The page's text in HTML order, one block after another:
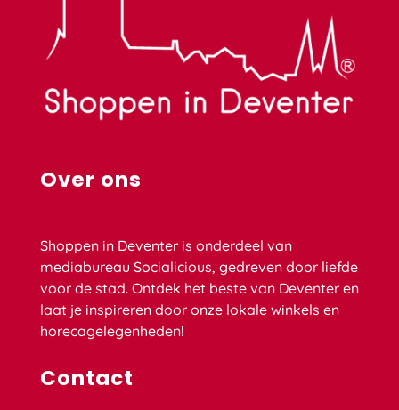
Over ons
Shoppen in Deventer is onderdeel van
mediabureau Socialicious, gedreven door liefde
voor de stad. Ontdek het beste van Deventer en
laat je inspireren door onze lokale winkels en
horecagelegenheden!
Contact